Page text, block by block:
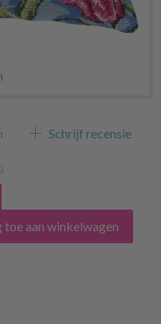
Schrijf recensie
toe aan winkelwagen